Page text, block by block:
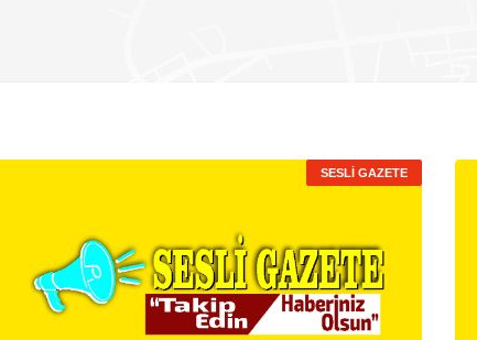
SESLİ GAZETE